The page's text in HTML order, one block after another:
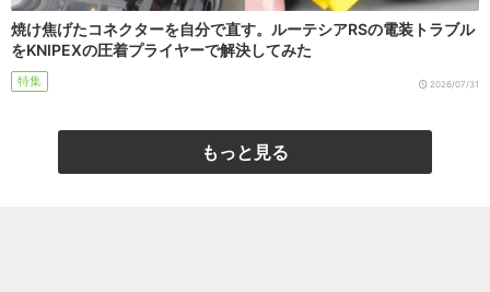
焼け焦げたコネクターを自分で直す。ルーテシアRSの電装トラブル
をKNIPEXの圧着プライヤーで解決してみた
特集 2026/07/31
もっと見る